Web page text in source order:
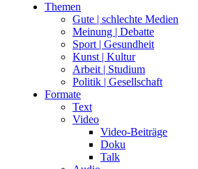
Themen
Gute | schlechte Medien
Meinung | Debatte
Sport | Gesundheit
Kunst | Kultur
Arbeit | Studium
Politik | Gesellschaft
Formate
Text
Video
Video-Beiträge
Doku
Talk